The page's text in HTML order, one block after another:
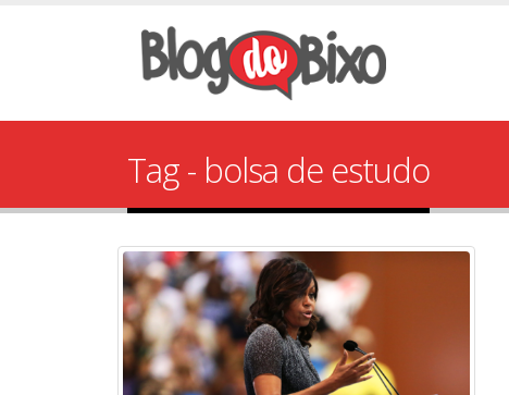
Tag - bolsa de estudo